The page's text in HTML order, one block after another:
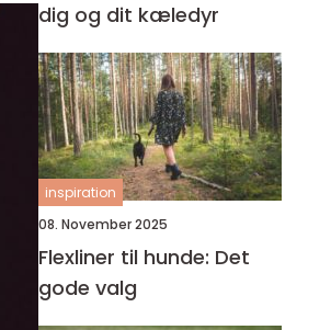
dig og dit kæledyr
inspiration
08. November 2025
Flexliner til hunde: Det
gode valg